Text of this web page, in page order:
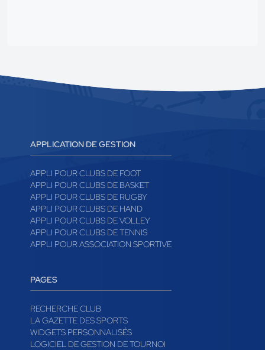
APPLICATION DE GESTION
APPLI POUR CLUBS DE FOOT
APPLI POUR CLUBS DE BASKET
APPLI POUR CLUBS DE RUGBY
APPLI POUR CLUBS DE HAND
APPLI POUR CLUBS DE VOLLEY
APPLI POUR CLUBS DE TENNIS
APPLI POUR ASSOCIATION SPORTIVE
PAGES
RECHERCHE CLUB
LA GAZETTE DES SPORTS
WIDGETS PERSONNALISÉS
LOGICIEL DE GESTION DE TOURNOI